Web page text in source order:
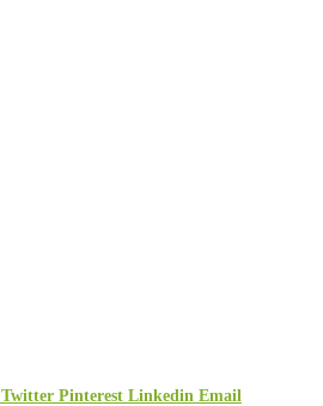
Twitter Pinterest Linkedin Email